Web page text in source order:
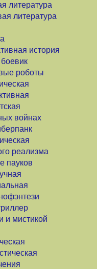
литература
литература
история
роботы
войнах
реализма
пауков
и мистикой